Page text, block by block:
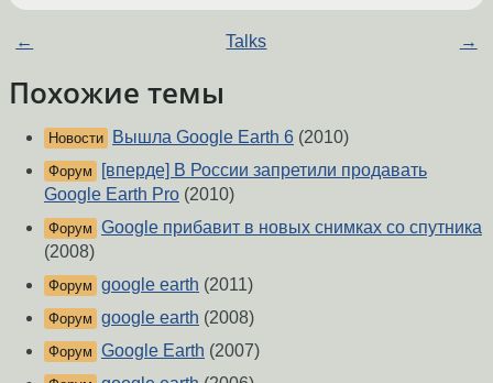
← Talks →
Похожие темы
Новости Вышла Google Earth 6 (2010)
Форум
[вперде] В России запретили продавать
Google Earth Pro (2010)
Форум Google прибавит в новых снимках со спутника
(2008)
Форум google earth (2011)
Форум google earth (2008)
Форум Google Earth (2007)